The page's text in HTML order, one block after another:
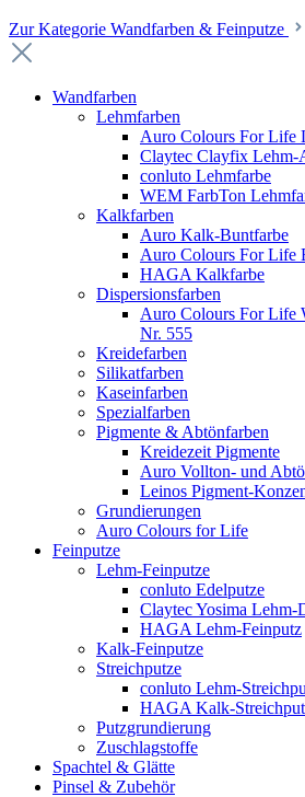
Zur Kategorie Wandfarben & Feinputze
Wandfarben
Lehmfarben
Auro Colours For Life
Claytec Clayfix Lehm-
conluto Lehmfarbe
WEM FarbTon
Kalkfarben
Auro Kalk-Buntfarbe
Auro Colours For Life
HAGA Kalkfarbe
Dispersionsfarben
Auro Colours For Life
Nr. 555
Kreidefarben
Silikatfarben
Kaseinfarben
Spezialfarben
Pigmente & Abtönfarben
Kreidezeit Pigmente
Auro Vollton- und
Leinos Pigment-
Grundierungen
Auro Colours for Life
Feinputze
Lehm-Feinputze
conluto Edelputze
Claytec Yosima Lehm-
HAGA Lehm-Feinputz
Kalk-Feinputze
Streichputze
conluto Lehm-
HAGA Kalk-
Putzgrundierung
Zuschlagstoffe
Spachtel & Glätte
Pinsel & Zubehör